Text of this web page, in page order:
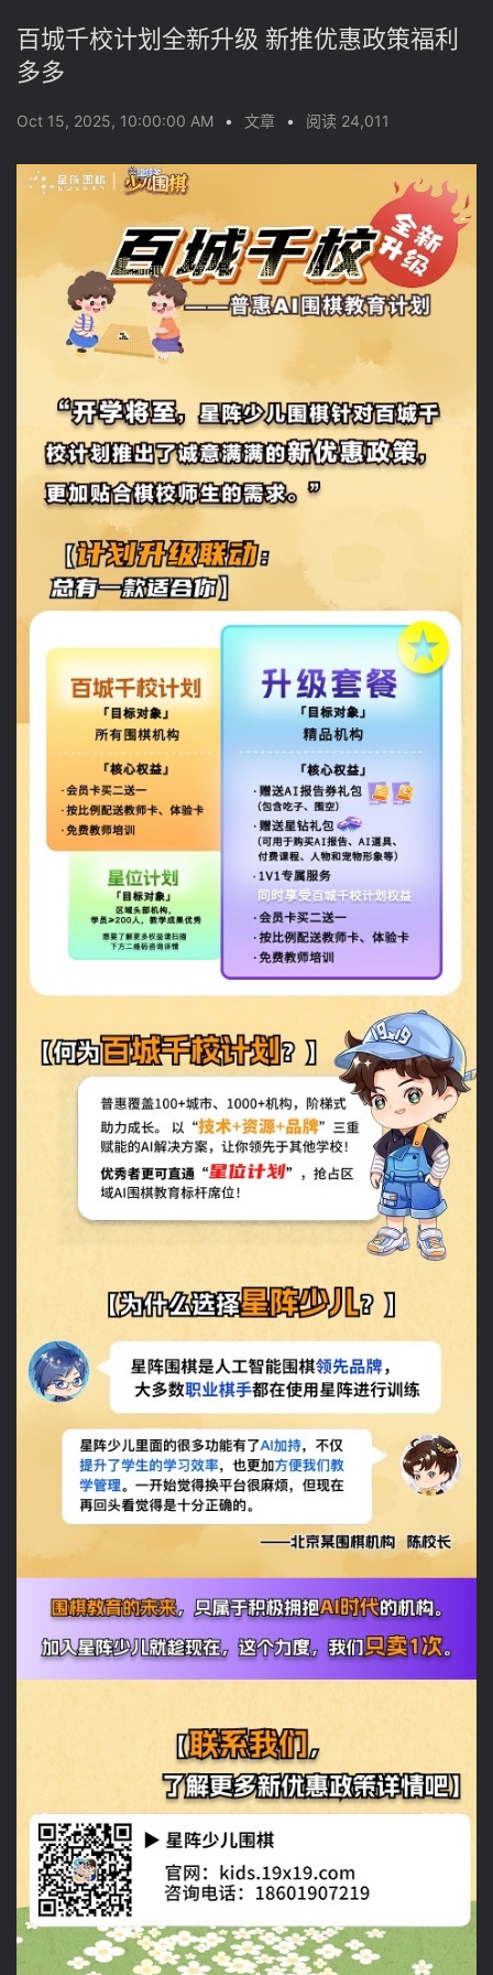
百城千校计划全新升级 新推优惠政策福利
多多
Oct 15, 2025, 10:00:00 AM • 文章 • 阅读 24,011